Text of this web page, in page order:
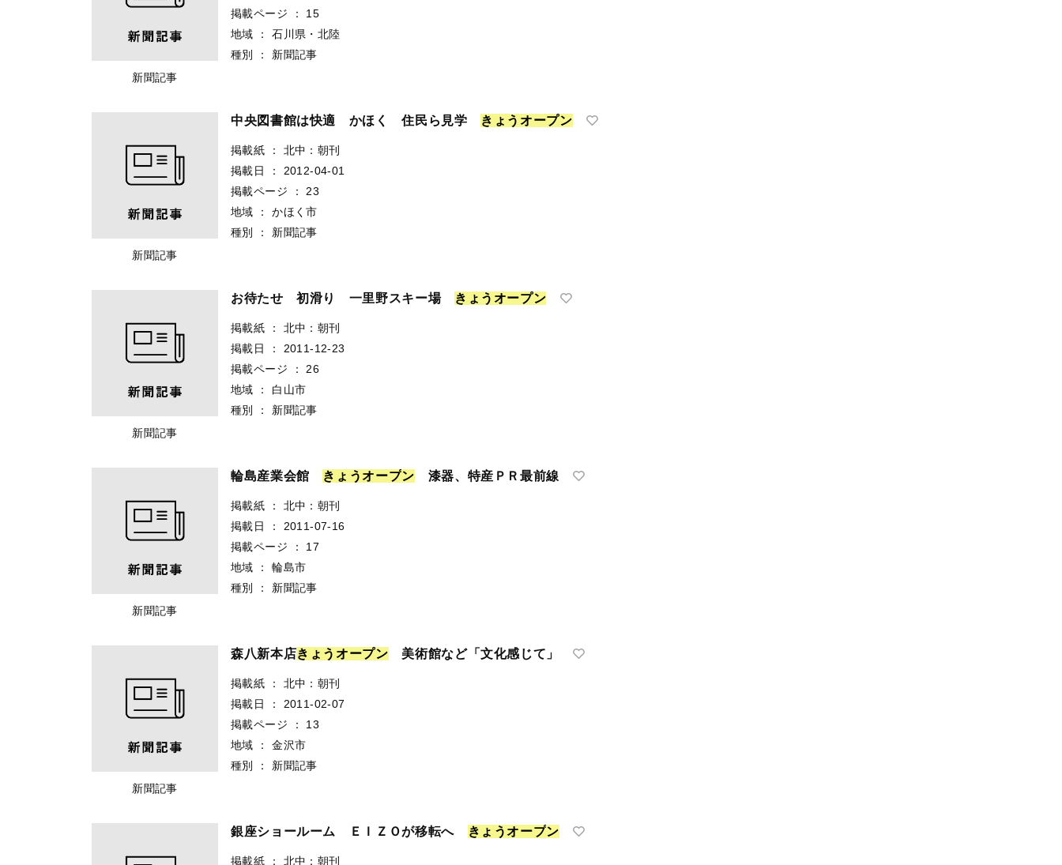
新聞記事
掲載ページ
：
15
地域
：
石川県・北陸
種別
： 新聞記事
新聞記事
中央図書館は快適 かほく 住民ら見学 き ょ うオープン
掲載紙 ：
北中：朝刊
掲載日
：
2012-04-01
掲載ページ
：
23
地域
：
かほく市
種別
： 新聞記事
新聞記事
お待たせ 初滑り 一里野スキー場 き ょ う オープン
掲載紙 ：
北中：朝刊
掲載日
：
2011-12-23
掲載ページ
：
26
地域
：
白山市
種別
： 新聞記事
新聞記事
輪島産業会館 き ょ うオープン 漆器、特産ＰＲ最前線
掲載紙 ：
北中：朝刊
掲載日
：
2011-07-16
掲載ページ
：
17
地域
：
輪島市
種別
： 新聞記事
新聞記事
森八新本店き ょ うオープン 美術館など「文化感じて」
掲載紙 ：
北中：朝刊
掲載日
：
2011-02-07
掲載ページ
：
13
地域
：
金沢市
種別
： 新聞記事
銀座ショールーム ＥＩＺＯが移転へ き ょ うオープン
掲載紙 ： 北中：朝刊